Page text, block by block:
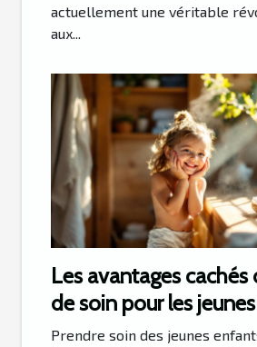
actuellement une véritable
aux...
Les avantages cachés
de soin pour les
Prendre soin des jeunes